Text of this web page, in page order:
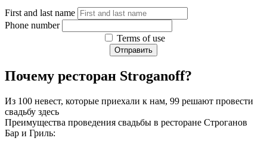
First and last name
Phone number
Terms of use
Отправить
Почему ресторан Stroganoff?
Из 100 невест, которые приехали к нам, 99 решают провести
свадьбу здесь
Преимущества проведения свадьбы в ресторане Строганов
Бар и Гриль: